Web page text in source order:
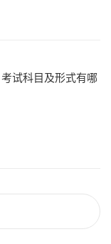
试科目及形式有哪